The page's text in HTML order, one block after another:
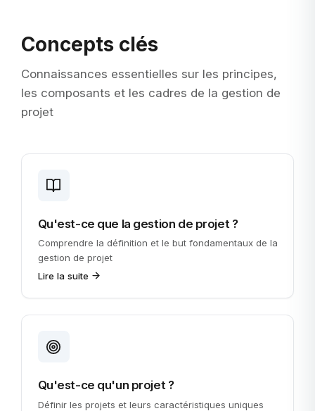
Concepts clés
Connaissances essentielles sur les principes,
les composants et les cadres de la gestion de
projet
Qu'est-ce que la gestion de projet ?
Comprendre la définition et le but fondamentaux de la
gestion de projet
Lire la suite
Qu'est-ce qu'un projet ?
Définir les projets et leurs caractéristiques uniques